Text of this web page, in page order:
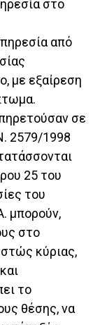
στο
από
με εξαίρεση
σε
2579/1998
25 του
του
μπορούν,
στο
κύριας,
το
θέσης, να